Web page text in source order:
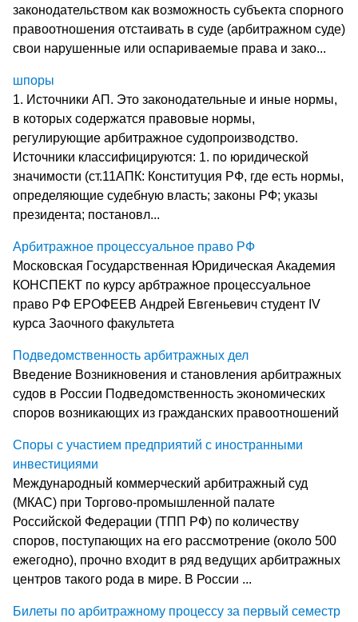
законодательством как возможность субъекта спорного
правоотношения отстаивать в суде (арбитражном суде)
свои нарушенные или оспариваемые права и зако...
шпоры
1. Источники АП. Это законодательные и иные нормы,
в которых содержатся правовые нормы,
регулирующие арбитражное судопроизводство.
Источники классифицируются: 1. по юридической
значимости (ст.11АПК: Конституция РФ, где есть нормы,
определяющие судебную власть; законы РФ; указы
президента; постановл...
Арбитражное процессуальное право РФ
Московская Государственная Юридическая Академия
КОНСПЕКТ по курсу арбтражное процессуальное
право РФ ЕРОФЕЕВ Андрей Евгеньевич студент IV
курса Заочного факультета
Подведомственность арбитражных дел
Введение Возникновения и становления арбитражных
судов в России Подведомственность экономических
споров возникающих из гражданских правоотношений
Споры с участием предприятий с иностранными
инвестициями
Международный коммерческий арбитражный суд
(МКАС) при Торгово-промышленной палате
Российской Федерации (ТПП РФ) по количеству
споров, поступающих на его рассмотрение (около 500
ежегодно), прочно входит в ряд ведущих арбитражных
центров такого рода в мире. В России ...
Билеты по арбитражному процессу за первый семестр